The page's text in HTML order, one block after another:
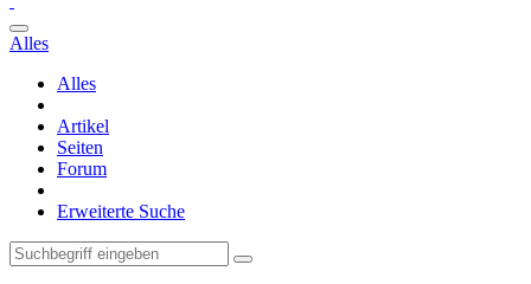
Alles
Alles
Artikel
Seiten
Forum
Erweiterte Suche